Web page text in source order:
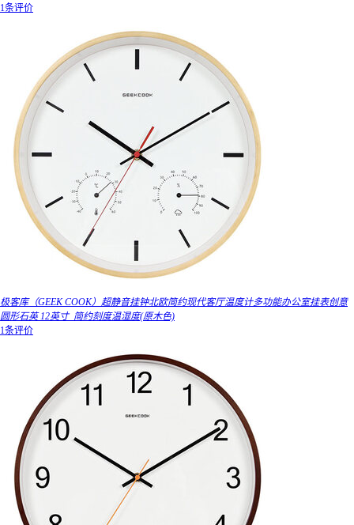
1条评价
极客库（GEEK COOK）超静音挂钟北欧简约现代客厅温度计多功能办公室挂表创意
圆形石英 12英寸_简约刻度温湿度(原木色)
1条评价